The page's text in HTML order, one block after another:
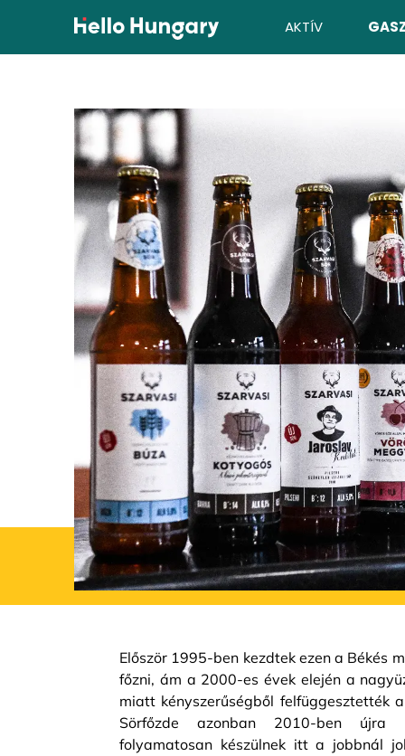
Ugrás a tartalomhoz AKTÍV
Először 1995-ben kezdtek ezen a Békés
főzni, ám a 2000-es évek elején a
miatt kényszerűségből felfüggesztették
Sörfőzde azonban 2010-ben
folyamatosan készülnek itt a jobbnál